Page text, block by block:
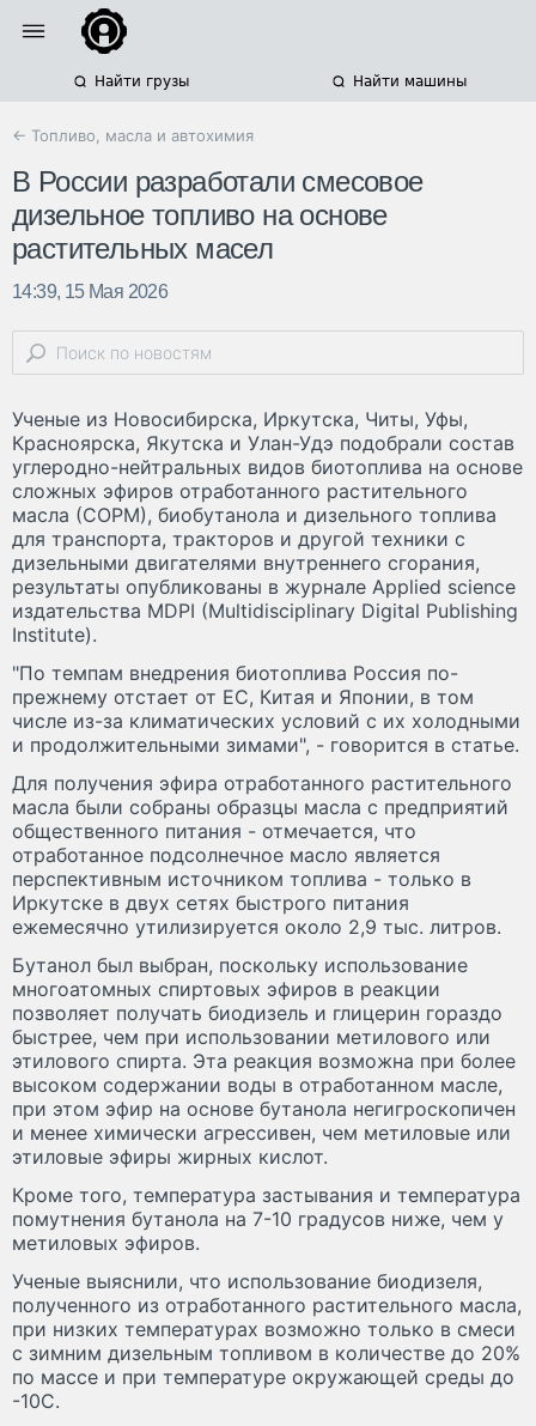
Найти грузы Найти машины
← Топливо, масла и автохимия
В России разработали смесовое
дизельное топливо на основе
растительных масел
14:39, 15 Мая 2026
Ученые из Новосибирска, Иркутска, Читы, Уфы,
Красноярска, Якутска и Улан-Удэ подобрали состав
углеродно-нейтральных видов биотоплива на основе
сложных эфиров отработанного растительного
масла (СОРМ), биобутанола и дизельного топлива
для транспорта, тракторов и другой техники с
дизельными двигателями внутреннего сгорания,
результаты опубликованы в журнале Applied science
издательства MDPI (Multidisciplinary Digital Publishing
Institute).
"По темпам внедрения биотоплива Россия по-
прежнему отстает от ЕС, Китая и Японии, в том
числе из-за климатических условий с их холодными
и продолжительными зимами", - говорится в статье.
Для получения эфира отработанного растительного
масла были собраны образцы масла с предприятий
общественного питания - отмечается, что
отработанное подсолнечное масло является
перспективным источником топлива - только в
Иркутске в двух сетях быстрого питания
ежемесячно утилизируется около 2,9 тыс. литров.
Бутанол был выбран, поскольку использование
многоатомных спиртовых эфиров в реакции
позволяет получать биодизель и глицерин гораздо
быстрее, чем при использовании метилового или
этилового спирта. Эта реакция возможна при более
высоком содержании воды в отработанном масле,
при этом эфир на основе бутанола негигроскопичен
и менее химически агрессивен, чем метиловые или
этиловые эфиры жирных кислот.
Кроме того, температура застывания и температура
помутнения бутанола на 7-10 градусов ниже, чем у
метиловых эфиров.
Ученые выяснили, что использование биодизеля,
полученного из отработанного растительного масла,
при низких температурах возможно только в смеси
с зимним дизельным топливом в количестве до 20%
по массе и при температуре окружающей среды до
-10C.